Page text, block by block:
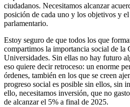
ciudadanos. Necesitamos alcanzar
posición de cada uno y los objetivos y
parlamentario.
Estoy seguro de que todos los que
compartimos la importancia social de la
Universidades. Sin ellas no hay futuro
eso quiere decir retroceso: un enorme
órdenes, también en los que se creen
progreso social es posible sin ellos, sin
ello, necesitamos inversión, que no
de alcanzar el 5% a final de 2025.